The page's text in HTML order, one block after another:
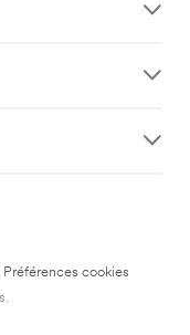
Préférences cookies